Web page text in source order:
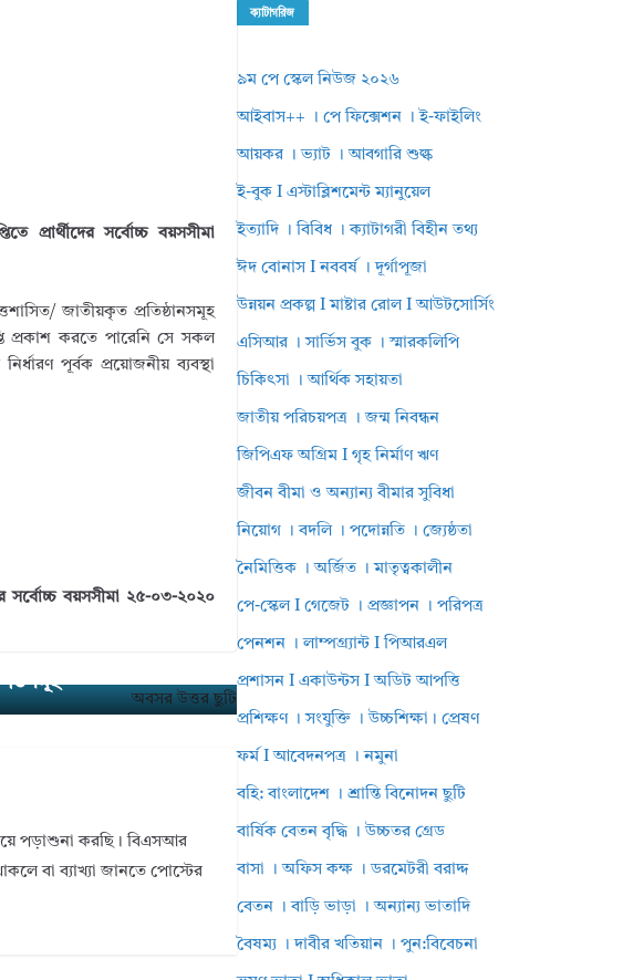
প্রার্থীদের সর্বোচ্চ বয়সসীমা
জাতীয়কৃত প্রতিষ্ঠানসমূহ
প্রকাশ করতে পারেনি সে সকল
পূর্বক প্রয়োজনীয় ব্যবস্থা
সর্বোচ্চ বয়সসীমা ২৫-০৩-২০২০
পড়াশুনা করছি। বিএসআর
বা ব্যাখ্যা জানতে পোস্টের
ক্যাটাগরিজ
৯ম পে স্কেল নিউজ ২০২৬
আইবাস++ । পে ফিক্সেশন । ই-ফাইলিং
আয়কর । ভ্যাট । আবগারি শুল্ক
ই-বুক I এস্টাব্লিশমেন্ট ম্যানুয়েল
ইত্যাদি । বিবিধ । ক্যাটাগরী বিহীন তথ্য
ঈদ বোনাস I নববর্ষ । দূর্গাপূজা
উন্নয়ন প্রকল্প I মাষ্টার রোল I আউটসোর্সিং
এসিআর । সার্ভিস বুক । স্মারকলিপি
চিকিৎসা । আর্থিক সহায়তা
জাতীয় পরিচয়পত্র । জন্ম নিবন্ধন
জিপিএফ অগ্রিম I গৃহ নির্মাণ ঋণ
জীবন বীমা ও অন্যান্য বীমার সুবিধা
নিয়োগ । বদলি । পদোন্নতি । জ্যেষ্ঠতা
নৈমিত্তিক । অর্জিত । মাতৃত্বকালীন
পে-স্কেল I গেজেট । প্রজ্ঞাপন । পরিপত্র
পেনশন । লাম্পগ্র্যান্ট I পিআরএল
প্রশাসন I একাউন্টস I অডিট আপত্তি
প্রশিক্ষণ । সংযুক্তি । উচ্চশিক্ষা। প্রেষণ
ফর্ম I আবেদনপত্র । নমুনা
বহি: বাংলাদেশ । শ্রান্তি বিনোদন ছুটি
বার্ষিক বেতন বৃদ্ধি । উচ্চতর গ্রেড
বাসা । অফিস কক্ষ । ডরমেটরী বরাদ্দ
বেতন । বাড়ি ভাড়া । অন্যান্য ভাতাদি
বৈষম্য । দাবীর খতিয়ান । পুন:বিবেচনা